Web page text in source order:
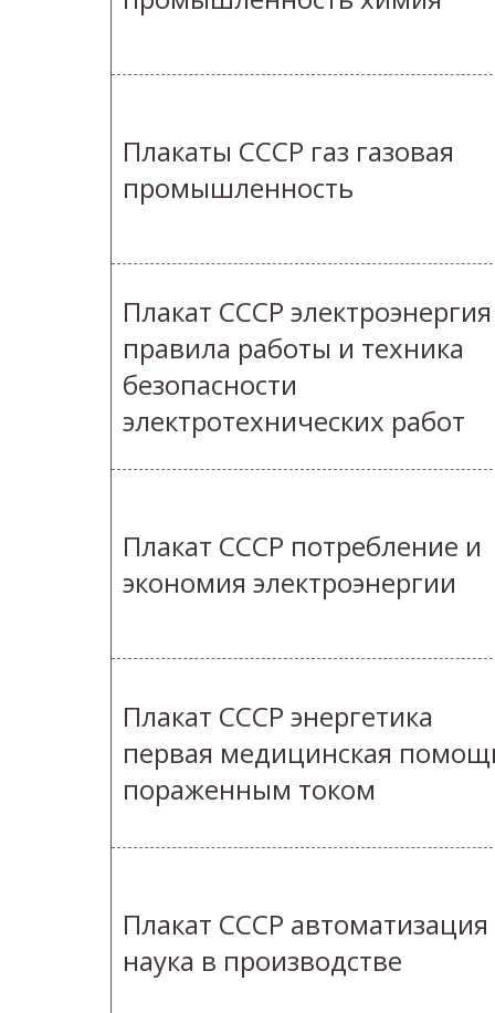
Плакаты СССР газ газовая
промышленность
Плакат СССР электроэнергия
правила работы и техника
безопасности
электротехнических работ
Плакат СССР потребление и
экономия электроэнергии
Плакат СССР энергетика
первая медицинская
пораженным током
Плакат СССР
наука в производстве